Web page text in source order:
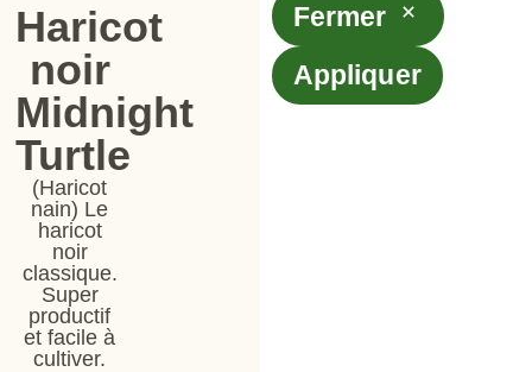
Haricot
noir
Midnight
Turtle
(Haricot
nain) Le
haricot
noir
classique.
Super
productif
et facile à
cultiver.
Fermer
Appliquer